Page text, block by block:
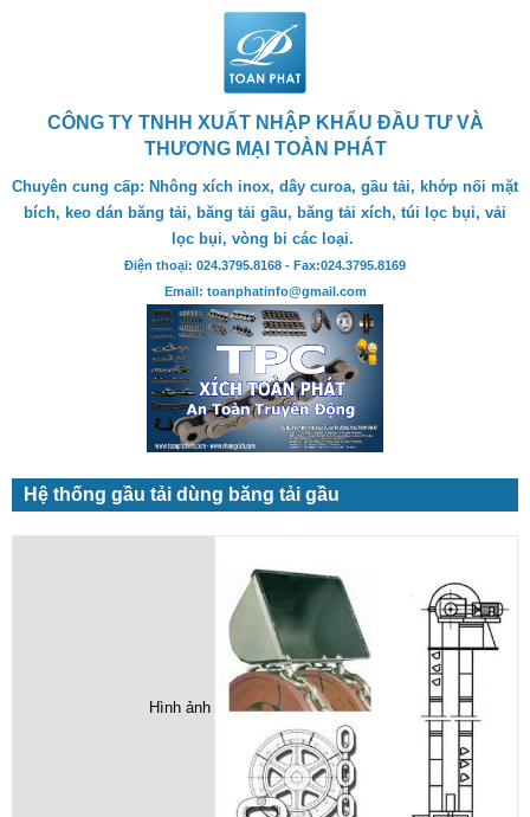
CÔNG TY TNHH XUẤT NHẬP KHẨU ĐẦU TƯ VÀ
THƯƠNG MẠI TOÀN PHÁT
Chuyên cung cấp: Nhông xích inox, dây curoa, gầu tải, khớp nối mặt
bích, keo dán băng tải, băng tải gầu, băng tải xích, túi lọc bụi, vải
lọc bụi, vòng bi các loại.
Điện thoại: 024.3795.8168 - Fax:024.3795.8169
Email: toanphatinfo@gmail.com
Hệ thống gầu tải dùng băng tải gầu
Hình ảnh